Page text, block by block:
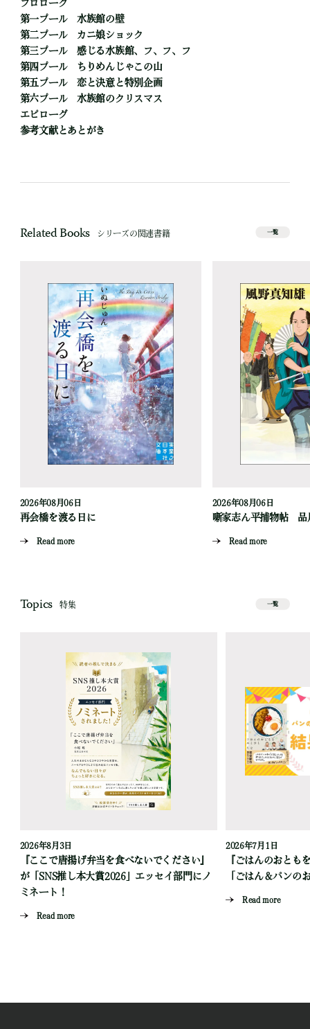
プロローグ
第一プール 水族館の壁
第二プール カニ娘ショック
第三プール 感じる水族館、フ、フ、フ
第四プール ちりめんじゃこの山
第五プール 恋と決意と特別企画
第六プール 水族館のクリスマス
エピローグ
参考文献とあとがき
Related Books シリーズの関連書籍 一覧
2026年08月06日
再会橋を渡る日に
Read more
2026年08月06日
噺家志ん平捕物帖 品
Read more
Topics 特集 一覧
2026年8月3日
『ここで唐揚げ弁当を食べないでください』
が「SNS推し本大賞2026」エッセイ部門にノ
ミネート！
Read more
2026年7月1日
『ごはんのおとも
「ごはん＆パンの
Read more